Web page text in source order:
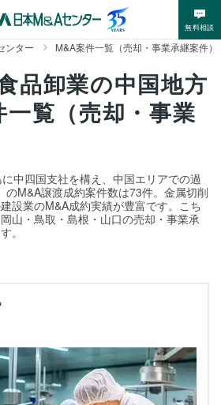
無料相談
ンター M&A案件一覧（売却・事業承継案件）
品卸業の中国地方
覧（売却・事業
中四国支社を構え、中国エリアでの過
M&A譲渡成約案件数は73件。金属切削
設業のM&A成約実績が豊富です。こち
山・鳥取・島根・山口の売却・事業承
。